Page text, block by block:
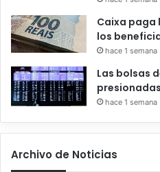
Caixa paga
los
hace 1 semana
Las bolsas
hace 1 semana
Archivo de Noticias